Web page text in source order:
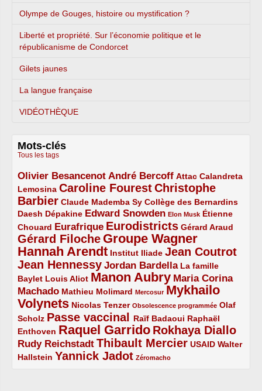
Olympe de Gouges, histoire ou mystification ?
Liberté et propriété. Sur l’économie politique et le
républicanisme de Condorcet
Gilets jaunes
La langue française
VIDÉOTHÈQUE
Mots-clés
Tous les tags
Olivier Besancenot
3/5 André Bercoff
3/5 Attac
2/5
Calandreta
Lemosina
2/5 Caroline Fourest
4/5
Christophe
Barbier
4/5 Claude Mademba Sy
2/5 Collège des Bernardins
2/5
Daesh
2/5 Dépakine
2/5 Edward Snowden
3/5 Elon Musk
1/5
Étienne
Chouard
2/5 Eurafrique
3/5 Eurodistricts
4/5 Gérard Araud
2/5
Gérard Filoche
4/5 Groupe Wagner
5/5
Hannah Arendt
5/5 Institut Iliade
2/5 Jean Coutrot
4/5
Jean Hennessy
4/5 Jordan Bardella
3/5
La famille
Baylet
2/5 Louis Aliot
2/5 Manon Aubry
5/5
Maria Corina
Machado
3/5 Mathieu Molimard
2/5 Mercosur
1/5
Mykhailo
Volynets
5/5 Nicolas Tenzer
2/5 Obsolescence programmée
1/5
Olaf
Scholz
2/5 Passe vaccinal
4/5 Raïf Badaoui
2/5
Raphaël
Enthoven
2/5 Raquel Garrido
5/5 Rokhaya Diallo
4/5
Rudy Reichstadt
3/5 Thibault Mercier
4/5 USAID
2/5
Walter
Hallstein
2/5 Yannick Jadot
4/5 Zéromacho
1/5